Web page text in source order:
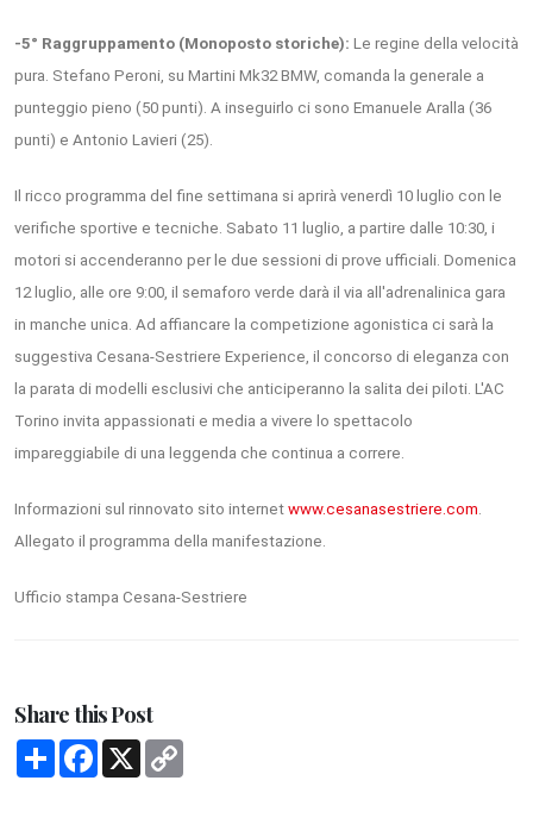
-5° Raggruppamento (Monoposto storiche): Le regine della velocità
pura. Stefano Peroni, su Martini Mk32 BMW, comanda la generale a
punteggio pieno (50 punti). A inseguirlo ci sono Emanuele Aralla (36
punti) e Antonio Lavieri (25).
Il ricco programma del fine settimana si aprirà venerdì 10 luglio con le
verifiche sportive e tecniche. Sabato 11 luglio, a partire dalle 10:30, i
motori si accenderanno per le due sessioni di prove ufficiali. Domenica
12 luglio, alle ore 9:00, il semaforo verde darà il via all'adrenalinica gara
in manche unica. Ad affiancare la competizione agonistica ci sarà la
suggestiva Cesana-Sestriere Experience, il concorso di eleganza con
la parata di modelli esclusivi che anticiperanno la salita dei piloti. L'AC
Torino invita appassionati e media a vivere lo spettacolo
impareggiabile di una leggenda che continua a correre.
Informazioni sul rinnovato sito internet www.cesanasestriere.com.
Allegato il programma della manifestazione.
Ufficio stampa Cesana-Sestriere
Share this Post
CondividiFacebook
X